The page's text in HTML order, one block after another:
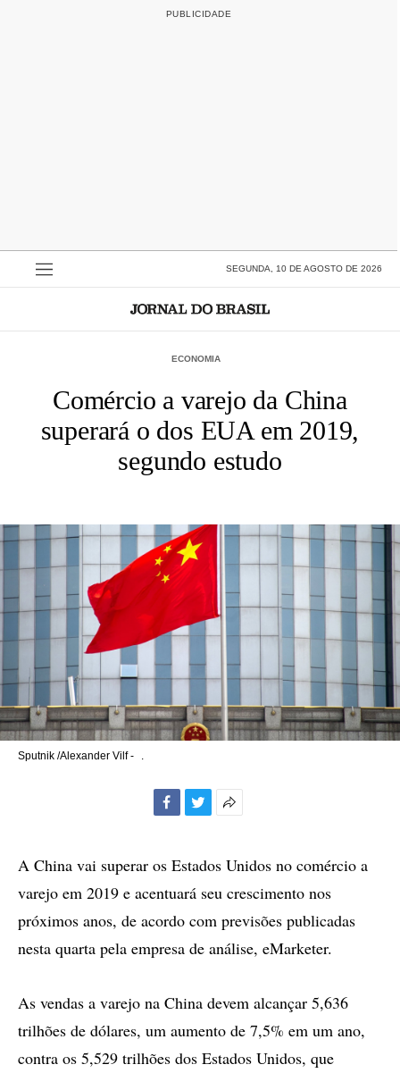
SEGUNDA, 10 DE AGOSTO DE 2026
ECONOMIA
Comércio a varejo da China
superará o dos EUA em 2019,
segundo estudo
Sputnik /Alexander Vilf - .
compartilhamento
A China vai superar os Estados Unidos no comércio a
varejo em 2019 e acentuará seu crescimento nos
próximos anos, de acordo com previsões publicadas
nesta quarta pela empresa de análise, eMarketer.
As vendas a varejo na China devem alcançar 5,636
trilhões de dólares, um aumento de 7,5% em um ano,
contra os 5,529 trilhões dos Estados Unidos, que